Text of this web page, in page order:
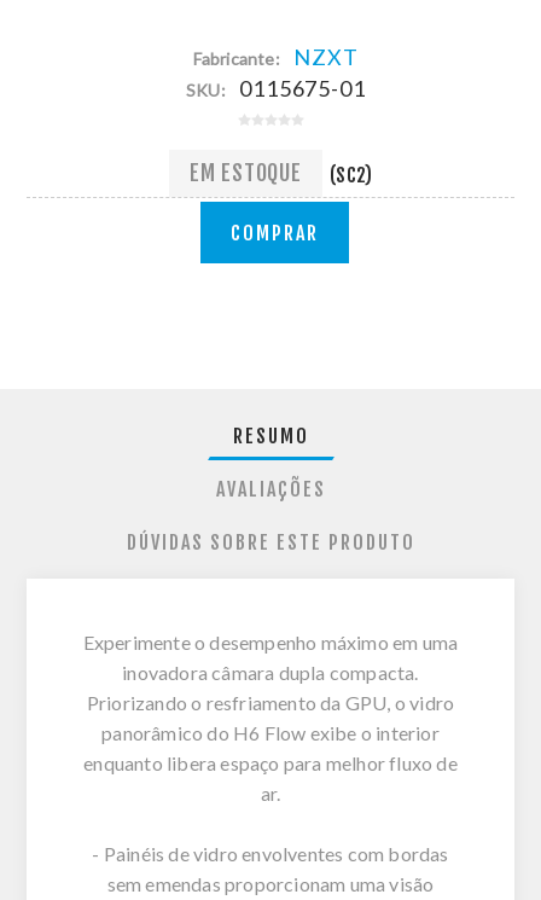
Fabricante: NZXT
SKU: 0115675-01
EM ESTOQUE (SC2)
COMPRAR
RESUMO
AVALIAÇÕES
DÚVIDAS SOBRE ESTE PRODUTO
Experimente o desempenho máximo em uma
inovadora câmara dupla compacta.
Priorizando o resfriamento da GPU, o vidro
panorâmico do H6 Flow exibe o interior
enquanto libera espaço para melhor fluxo de
ar.
- Painéis de vidro envolventes com bordas
sem emendas proporcionam uma visão